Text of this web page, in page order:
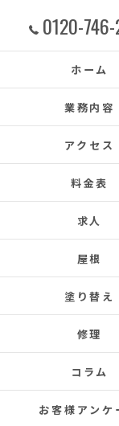
しっかり直
もちろんな
たがポツポ
本当に井澤
た皆さまと
お任せできま
あと口コミ
で井澤産業
この場をお
この度は本
今後ともよろ
Google) My
leaks for about
Three times
the leaks were
never
Even after
elsewhere,
This time, I
and repaired,
finally found
From the
0120-
ホーム
業務内容
アクセス
料金表
求人
屋根
塗り替え
修理
コラム
お客様アンケ